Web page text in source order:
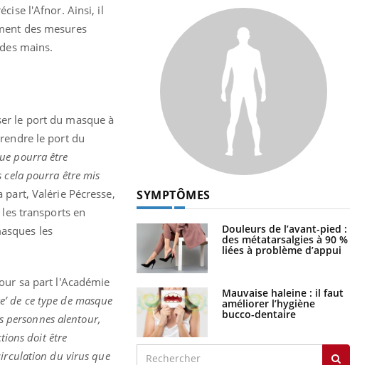
l'Afnor. Ainsi, il
des mesures
mains.
le port du masque à
le port du
pourra être
pourra être mis
Valérie Pécresse,
les transports en
les
sa part l'Académie
de ce type de masque
personnes alentour,
doit être
du virus que
SYMPTÔMES
Douleurs de l’avant-pied :
des métatarsalgies à 90 %
liées à problème d’appui
Mauvaise haleine : il faut
améliorer l’hygiène
bucco-dentaire